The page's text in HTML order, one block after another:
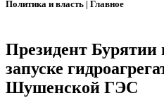
Политика и власть | Главное
Президент Бурятии
запуске
Шушенской ГЭС